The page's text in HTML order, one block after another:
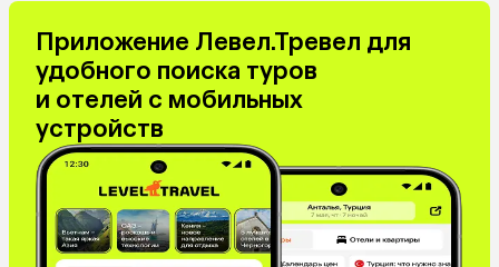
Приложение Левел.Тревел для
удобного поиска туров
и отелей с мобильных
устройств